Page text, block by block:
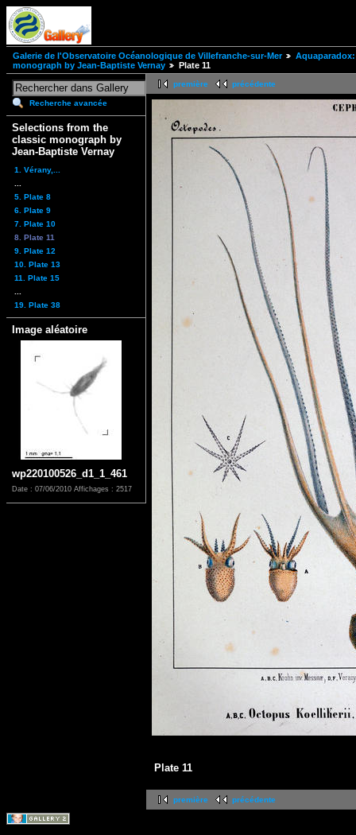
Galerie de l'Observatoire Océanologique de Villefranche-sur-Mer
monograph by Jean-Baptiste Vernay
Plate 11
Recherche avancée
Selections from the
classic monograph by
Jean-Baptiste Vernay
1. Vérany,...
5. Plate 8
6. Plate 9
7. Plate 10
8. Plate 11
9. Plate 12
10. Plate 13
11. Plate 15
19. Plate 38
Image aléatoire
wp220100526_d1_1_461
Date : 07/06/2010 Affichages : 2517
première précédente
Plate 11
première précédente